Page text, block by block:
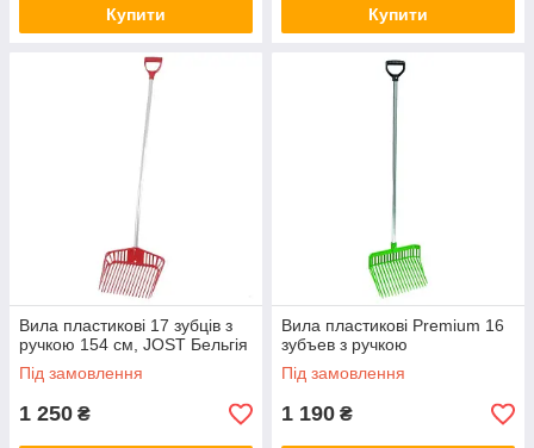
Купити Купити
Вила пластикові 17 зубців з
ручкою 154 см, JOST Бельгія
Під замовлення
1 250 ₴
Вила пластикові Premium 16
зубъев з ручкою
Під замовлення
1 190 ₴